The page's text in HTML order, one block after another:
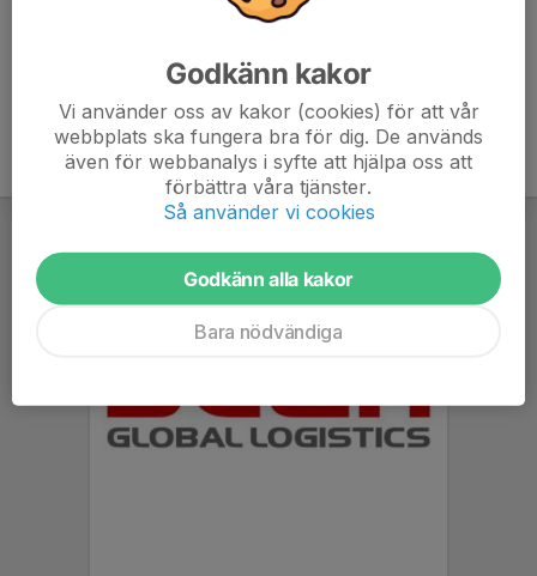
Godkänn kakor
Vi använder oss av kakor (cookies) för att vår
webbplats ska fungera bra för dig. De används
även för webbanalys i syfte att hjälpa oss att
förbättra våra tjänster.
Så använder vi cookies
Godkänn alla kakor
Bara nödvändiga